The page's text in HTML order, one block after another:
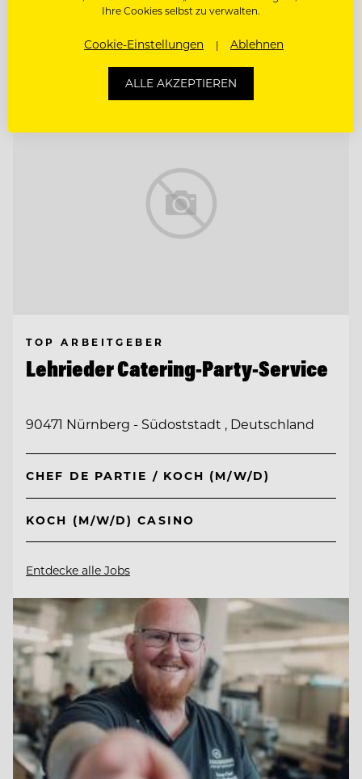
FRONT OFFICE & RESERVIERUNGS
Entdecke alle Jobs
TOP ARBEITGEBER
Lehrieder Catering-Party-Service
90471 Nürnberg - Südoststadt , Deutschland
CHEF DE PARTIE / KOCH (M/W/D)
KOCH (M/W/D) CASINO
Entdecke alle Jobs
Ihre Cookies selbst zu verwalten.
Cookie-Einstellungen Ablehnen
ALLE AKZEPTIEREN